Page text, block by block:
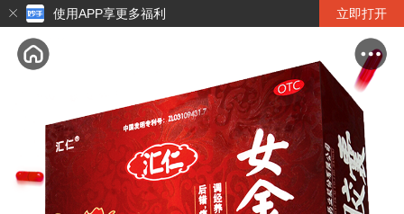
使用APP享更多福利 立即打开